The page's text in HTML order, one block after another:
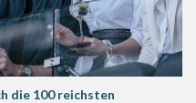
die 100 reichsten